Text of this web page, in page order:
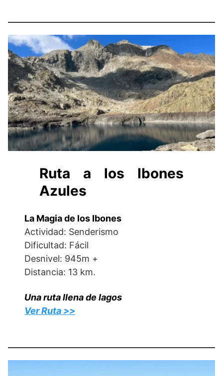
Ruta a los Ibones
Azules
La Magia de los Ibones
Actividad: Senderismo
Dificultad: Fácil
Desnivel: 945m +
Distancia: 13 km.
Una ruta llena de lagos
Ver Ruta >>